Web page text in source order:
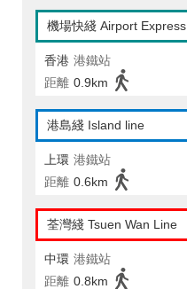
機場快綫 Airport Express
香港 港鐵站
距離 0.9km
港島綫 Island line
上環 港鐵站
距離 0.6km
荃灣綫 Tsuen Wan Line
中環 港鐵站
距離 0.8km